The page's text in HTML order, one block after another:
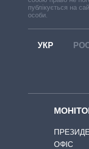
публікується на
особи.
УКР
ОФІС